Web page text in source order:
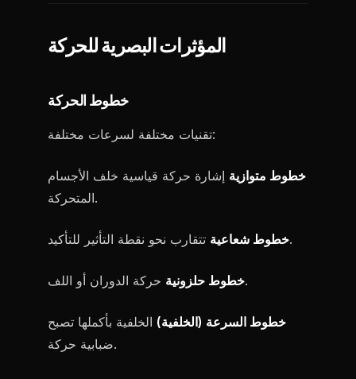
المؤثرات البصرية للحركة
خطوط الحركة
تقنيات مختلفة لسرعات مختلفة:
خطوط متوازية إشارة حركة قياسية خلف الأجسام
المتحركة.
خطوط شعاعيةتتقارب نحو نقطة التأثير للتأكيد.
خطوط حلزونيةحركة الدوران أو اللف.
خطوط السرعة (الخلفية) الخلفية بأكملها تصبح
ضبابية حركة.